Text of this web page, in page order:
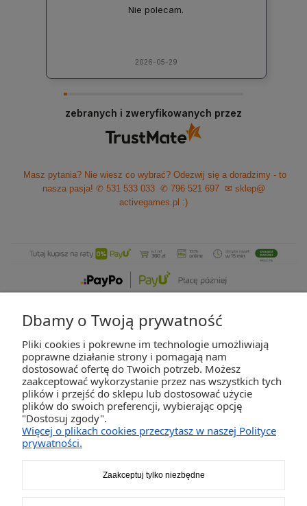
Nie polecam.
2026-05-29
zebranych i zweryfikowanych przez
Masz pytania? Nie wiesz co wybrać? Odezwij się a doradzimy - to
nasza pasja! ✆ 531 533 033 ✆ 796 521 697
✉ sklep@
activegames.pl :)
ZAKUPY
POMOC
Dbamy o Twoją prywatność
Pliki cookies i pokrewne im technologie umożliwiają
poprawne działanie strony i pomagają nam
dostosować ofertę do Twoich potrzeb. Możesz
zaakceptować wykorzystanie przez nas wszystkich tych
plików i przejść do sklepu lub dostosować użycie
plików do swoich preferencji, wybierając opcję
"Dostosuj zgody".
Więcej o plikach cookies przeczytasz w naszej Polityce
prywatności.
Zaakceptuj tylko niezbędne